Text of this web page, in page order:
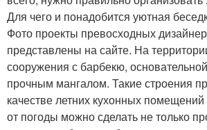
Для чего и понадобится уютная
Фото проекты превосходных
представлены на сайте. На
сооружения с барбекю,
прочным мангалом. Такие строения
качестве летних кухонных
от погоды можно сделать не только